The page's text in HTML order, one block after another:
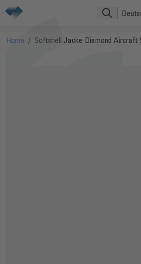
Direkt zum Inhalt
Home / Softshell Jacke Diamond Aircraft